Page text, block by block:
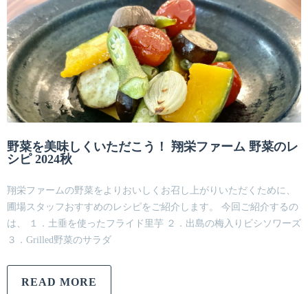
野菜を美味しくいただこう！ 翔栄ファーム 野菜のレ
シピ 2024秋
翔栄ファームの野菜をよりおいしくお召し上がりいただくために、
圃場スタッフおすすめのレシピをご紹介します。 今回ご紹介するの
は、 １．土垂を使ったフライド里芋 ２．出島の梅入りビシソワーズ
３．Grilled野菜のサラダ
READ MORE